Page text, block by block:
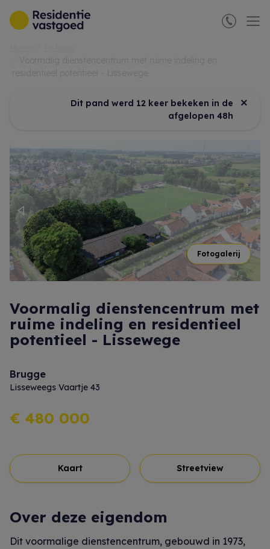
Menu overslaan en naar de inhoud gaan
Dit pand werd 12 keer bekeken in de
afgelopen 48h
×
Previous
Fotogalerij
Voormalig dienstencentrum met
ruime indeling en residentieel
potentieel - Lissewege
Brugge
Lisseweegs Vaartje 43
€ 480 000
Kaart Streetview
Over deze eigendom
Dit voormalige dienstencentrum, gebouwd in 1973,